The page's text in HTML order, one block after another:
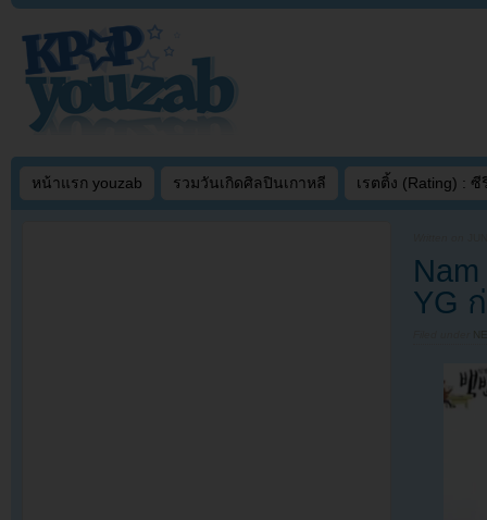
หน้าแรก youzab รวมวันเกิดศิลปินเกาหลี เรตติ้ง (Rating) : ซี
YG